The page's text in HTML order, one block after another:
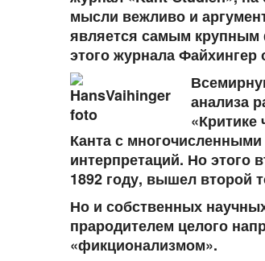
мысли вежливо и
является самым
этого журнала
анализа
«Критике
Канта с
интерпретаций. Но этого
1892 году, вышел второй
Но и собственных
прародителем целого
«фикционализмом».